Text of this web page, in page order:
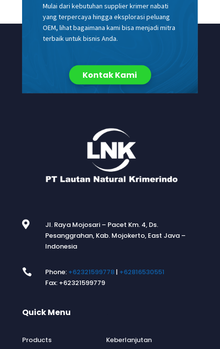
Mulai dari kebutuhan supplier krimer nabati
yang terpercaya hingga eksplorasi peluang
OEM, lihat bagaimana kami bisa menjadi mitra
terbaik untuk bisnis Anda.
Kontak Kami

Jl. Raya Mojosari – Pacet Km. 4, Ds.
Pesanggrahan, Kab. Mojokerto, East Java –
Indonesia
 Phone: +62321599778| +62816530551
Fax: +62321599779
Quick Menu
Products
Keberlanjutan